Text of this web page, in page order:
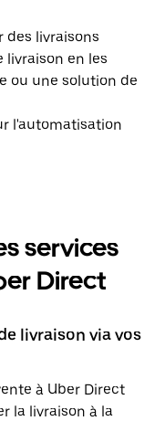
livraisons
en les
ou une solution de
l'automatisation
services
Direct
livraison via vos
à Uber Direct
la livraison à la